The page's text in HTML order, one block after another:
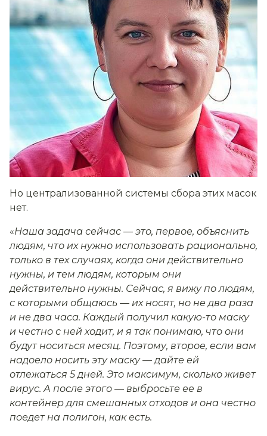
Но централизованной системы сбора этих масок
нет.
«Наша задача сейчас — это, первое, объяснить
людям, что их нужно использовать рационально,
только в тех случаях, когда они действительно
нужны, и тем людям, которым они
действительно нужны. Сейчас, я вижу по людям,
с которыми общаюсь — их носят, но не два раза
и не два часа. Каждый получил какую-то маску
и честно с ней ходит, и я так понимаю, что они
будут носиться месяц. Поэтому, второе, если вам
надоело носить эту маску — дайте ей
отлежаться 5 дней. Это максимум, сколько живет
вирус. А после этого — выбросьте ее в
контейнер для смешанных отходов и она честно
поедет на полигон, как есть.